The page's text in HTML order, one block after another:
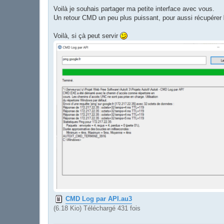
g
Voilà je souhais partager ma petite interface avec vous.
Un retour CMD un peu plus puissant, pour aussi récupérer
Voilà, si çà peut servir
CMD Log par API.au3
(6.18 Kio) Téléchargé 431 fois